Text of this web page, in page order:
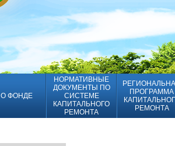
О ФОНДЕ
НОРМАТИВНЫЕ
ДОКУМЕНТЫ ПО
СИСТЕМЕ
КАПИТАЛЬНОГО
РЕМОНТА
ПРОГРАММА
РЕМОНТА